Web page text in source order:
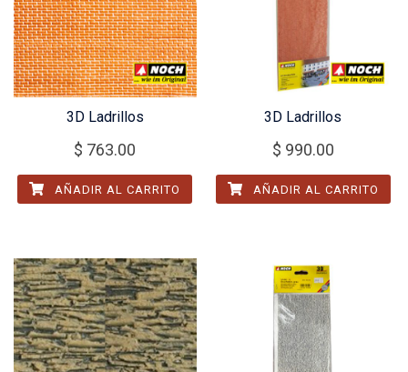
3D Ladrillos
$ 763.00
AÑADIR AL CARRITO
3D Ladrillos
$ 990.00
AÑADIR AL CARRITO